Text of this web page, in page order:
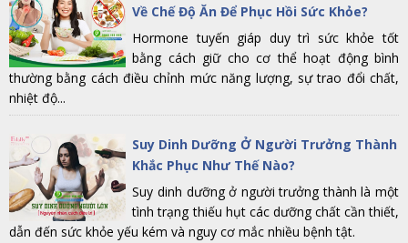
Về Chế Độ Ăn Để Phục Hồi Sức Khỏe?
Hormone tuyến giáp duy trì sức khỏe tốt
bằng cách giữ cho cơ thể hoạt động bình
thường bằng cách điều chỉnh mức năng lượng, sự trao đổi chất,
nhiệt độ...
Suy Dinh Dưỡng Ở Người Trưởng Thành
Khắc Phục Như Thế Nào?
Suy dinh dưỡng ở người trưởng thành là một
tình trạng thiếu hụt các dưỡng chất cần thiết,
dẫn đến sức khỏe yếu kém và nguy cơ mắc nhiều bệnh tật.